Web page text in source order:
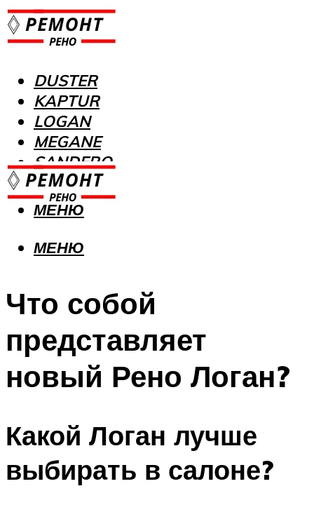
DUSTER
KAPTUR
LOGAN
MEGANE
SANDERO
МЕНЮ
МЕНЮ
Что собой
представляет
новый Рено Логан?
Какой Логан лучше
выбирать в салоне?